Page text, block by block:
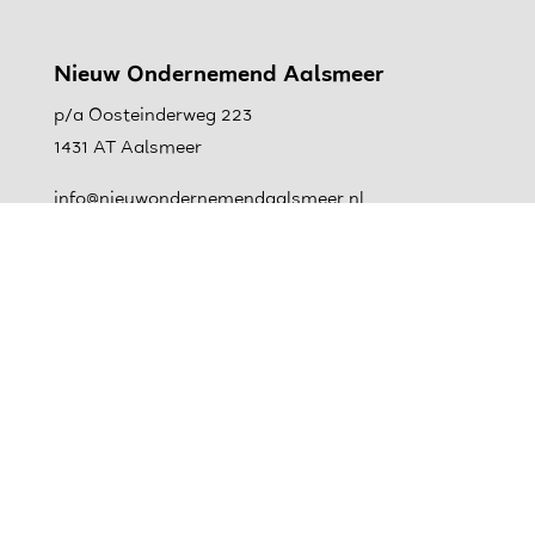
Nieuw Ondernemend Aalsmeer
p/a Oosteinderweg 223
1431 AT Aalsmeer
info@nieuwondernemendaalsmeer.nl